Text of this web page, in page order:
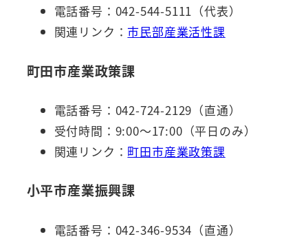
電話番号：042-544-5111（代表）
関連リンク： 市民部産業活性課
町田市産業政策課
電話番号：042-724-2129（直通）
受付時間：9:00～17:00（平日のみ）
関連リンク： 町田市産業政策課
小平市産業振興課
電話番号：042-346-9534（直通）